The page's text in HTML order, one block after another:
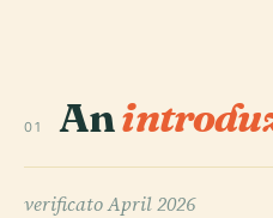
01 An
verificatoApril 2026